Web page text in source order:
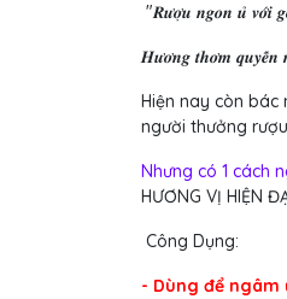
"𝑹𝒖̛𝒐̛̣𝒖 𝒏𝒈𝒐𝒏 𝒖̉ 𝒗𝒐̛́𝒊
𝑯𝒖̛𝒐̛𝒏𝒈 𝒕𝒉𝒐̛𝒎 𝒒𝒖𝒚𝒆̂́𝒏
Hiện nay còn
người thưởng
Nhưng có 1 cách
HƯƠNG VỊ HIỆN
Công Dụng:
- Dùng để